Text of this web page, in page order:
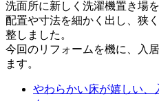
洗面所に新しく洗濯機置き場
配置や寸法を細かく出し、狭
整しました。
今回のリフォームを機に、入
ます。
やわらかい床が嬉しい、